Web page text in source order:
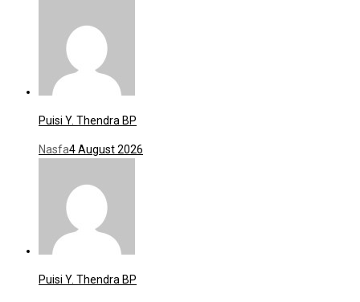
Puisi Y. Thendra BP
Nasfa4 August 2026
Puisi Y. Thendra BP